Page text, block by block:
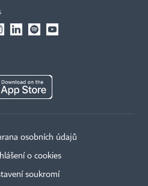
osobních údajů
o cookies
soukromí